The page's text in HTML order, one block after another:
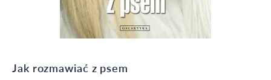
Jak rozmawiać z psem